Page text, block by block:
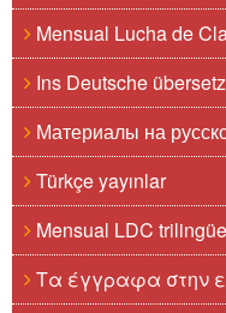
Mensual Lucha de
Ins Deutsche
Материалы на
Türkçe yayınlar
Mensual LDC
Τα έγγραφα στην